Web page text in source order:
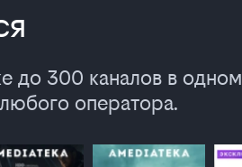
до 300 каналов в одном
оператора.